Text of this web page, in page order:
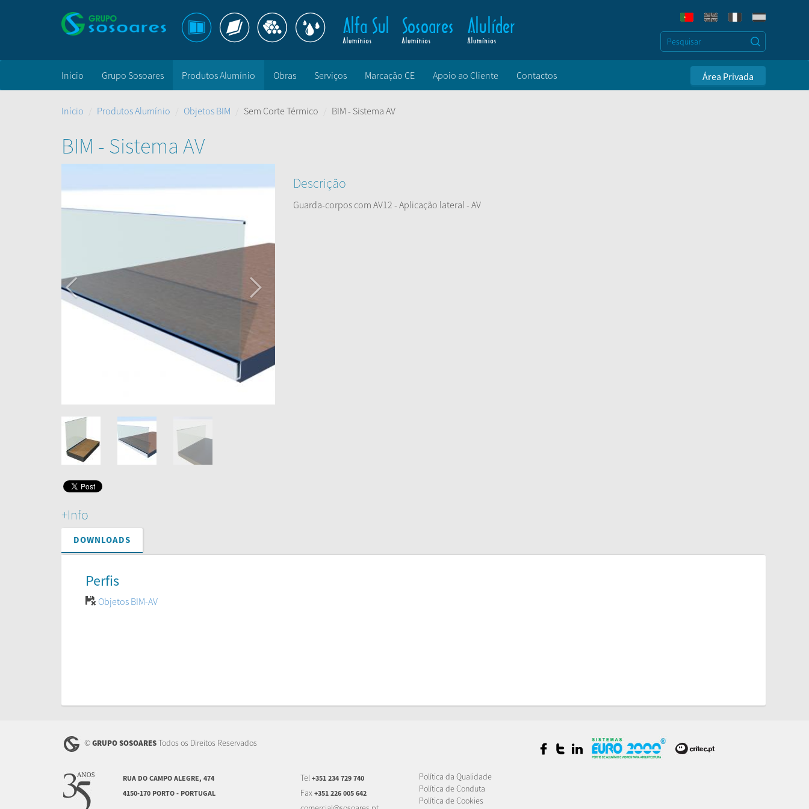
Área Privada
Início Grupo Sosoares Produtos Alumínio Obras Serviços Marcação CE Apoio ao Cliente Contactos
Início Produtos Alumínio Objetos BIM Sem Corte Térmico BIM - Sistema AV
BIM - Sistema AV
Descrição
Guarda-corpos com AV12 - Aplicação lateral - AV
+Info
DOWNLOADS
Perfis
Objetos BIM-AV
©GRUPO SOSOARESTodos os Direitos Reservados
RUA DO CAMPO ALEGRE, 474
4150-170 PORTO - PORTUGAL
Tel +351 234 729 740
Fax +351 226 005 642
Política da Qualidade
Política de Conduta
Política de Cookies